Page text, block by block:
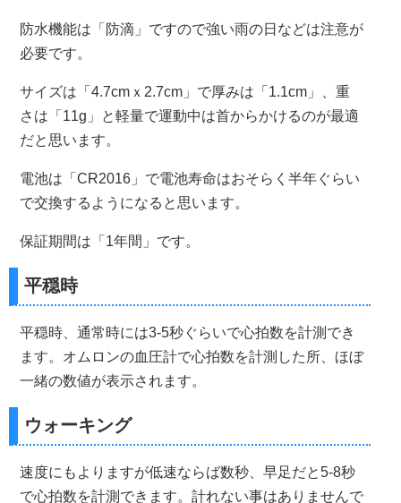
防水機能は「防滴」ですので強い雨の日などは注意が
必要です。
サイズは「4.7cmｘ2.7cm」で厚みは「1.1cm」、重
さは「11g」と軽量で運動中は首からかけるのが最適
だと思います。
電池は「CR2016」で電池寿命はおそらく半年ぐらい
で交換するようになると思います。
保証期間は「1年間」です。
平穏時
平穏時、通常時には3-5秒ぐらいで心拍数を計測でき
ます。オムロンの血圧計で心拍数を計測した所、ほぼ
一緒の数値が表示されます。
ウォーキング
速度にもよりますが低速ならば数秒、早足だと5-8秒
で心拍数を計測できます。計れない事はありませんで